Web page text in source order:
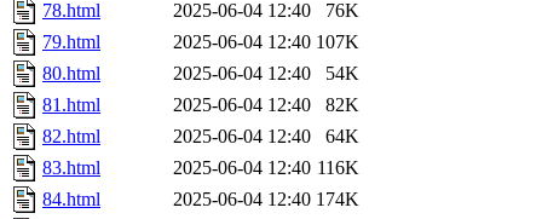
78.html
2025-06-04 12:40
76K
79.html
2025-06-04 12:40 107K
80.html
2025-06-04 12:40
54K
81.html
2025-06-04 12:40
82K
82.html
2025-06-04 12:40
64K
83.html
2025-06-04 12:40 116K
84.html
2025-06-04 12:40 174K